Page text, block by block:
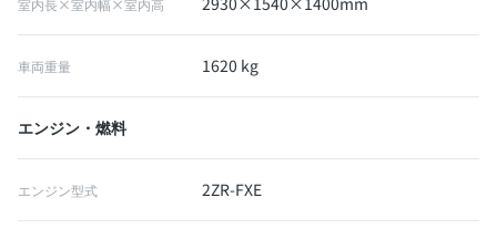
室内長×室内幅×室内高
車両重量 1620 kg
エンジン・燃料
エンジン型式 2ZR-FXE